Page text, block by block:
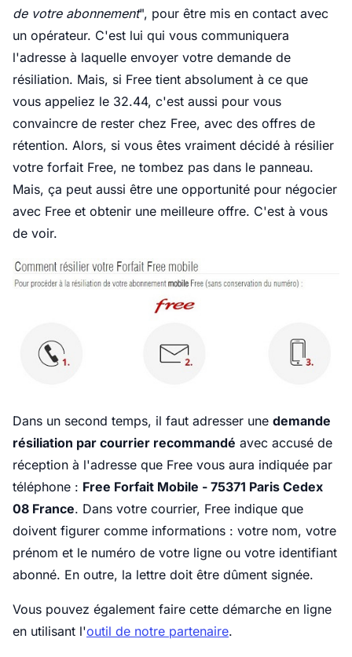
de votre abonnement", pour être mis en contact avec
un opérateur. C'est lui qui vous communiquera
l'adresse à laquelle envoyer votre demande de
résiliation. Mais, si Free tient absolument à ce que
vous appeliez le 32.44, c'est aussi pour vous
convaincre de rester chez Free, avec des offres de
rétention. Alors, si vous êtes vraiment décidé à résilier
votre forfait Free, ne tombez pas dans le panneau.
Mais, ça peut aussi être une opportunité pour négocier
avec Free et obtenir une meilleure offre. C'est à vous
de voir.
Dans un second temps, il faut adresser une demande
résiliation par courrier recommandé avec accusé de
réception à l'adresse que Free vous aura indiquée par
téléphone : Free Forfait Mobile - 75371 Paris Cedex
08 France. Dans votre courrier, Free indique que
doivent figurer comme informations : votre nom, votre
prénom et le numéro de votre ligne ou votre identifiant
abonné. En outre, la lettre doit être dûment signée.
Vous pouvez également faire cette démarche en ligne
en utilisant l'outil de notre partenaire.